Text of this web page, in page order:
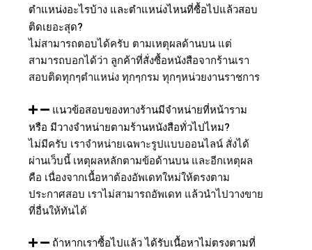
ตำแหน่งอะไรบ้าง และตำแหน่งไหนที่ซื้อไปแล้วสอบ
ติดเยอะสุด?
ไม่สามารถตอบได้ครับ ตามเหตุผลด้านบน แต่
สามารถบอกได้ว่า ลูกค้าที่สั่งซื้อหนังสือจากร้านเรา
สอบติดทุกๆตำแหน่ง ทุกๆกรม ทุกๆหน่วยงานราชการ
แนวข้อสอบของทางร้านมีจำหน่ายที่หน้าราม
หรือ มีวางจำหน่ายตามร้านหนังสือทั่วไปไหม?
ไม่มีครับ เราจำหน่ายเฉพาะรูปแบบออนไลน์ สั่งได้
ผ่านเว็บนี้ เหตุผลหลักตามข้อด้านบน และอีกเหตุผล
คือ เนื่องจากเนื้อหาต้องอัพเดทใหม่ให้ตรงตาม
ประกาศสอบ เราไม่สามารถอัพเดท แล้วนำไปวางขาย
ที่อื่นให้ทันได้
ถ้าหากเราซื้อไปแล้ว ได้รับเนื้อหาไม่ตรงตามที่